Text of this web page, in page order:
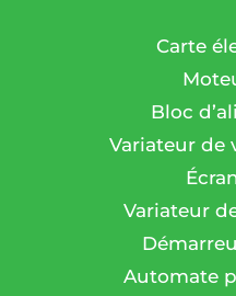
Carte
Bloc
Variateur de
Variateur
Automate